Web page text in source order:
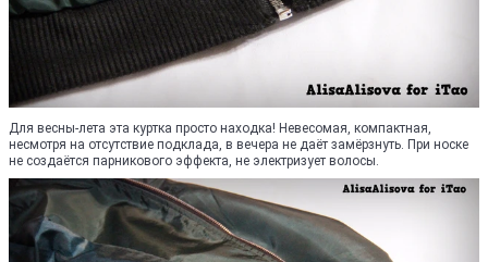
Для весны-лета эта куртка просто находка! Невесомая, компактная,
несмотря на отсутствие подклада, в вечера не даёт замёрзнуть. При носке
не создаётся парникового эффекта, не электризует волосы.